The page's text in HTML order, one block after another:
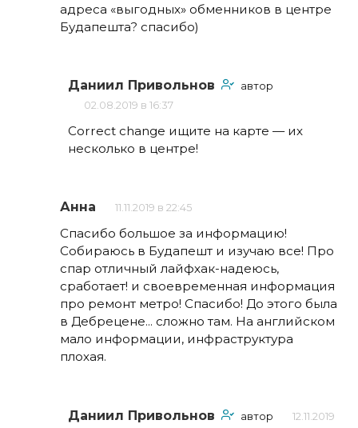
адреса «выгодных» обменников в центре
Будапешта? спасибо)
Даниил Привольнов
автор
02.08.2019 в 16:37
Correct change ищите на карте — их
несколько в центре!
Анна 11.11.2019 в 22:45
Спасибо большое за информацию!
Собираюсь в Будапешт и изучаю все! Про
спар отличный лайфхак-надеюсь,
сработает! и своевременная информация
про ремонт метро! Спасибо! До этого была
в Дебрецене... сложно там. На английском
мало информации, инфраструктура
плохая.
Даниил Привольнов автор
12.11.2019